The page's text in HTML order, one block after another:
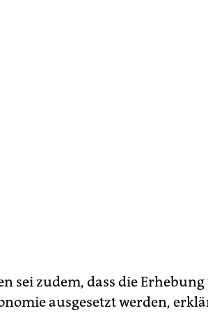
sei zudem, dass die
ausgesetzt werden,